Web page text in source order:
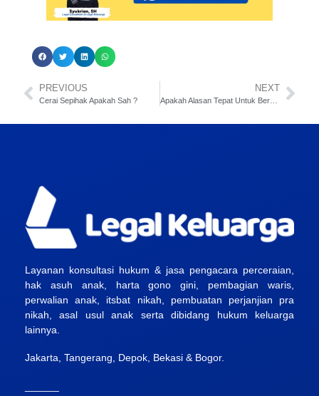
PREVIOUS
Cerai Sepihak Apakah Sah ?
NEXT
Apakah Alasan Tepat Untuk Bercerai ?
Layanan konsultasi hukum & jasa pengacara perceraian,
hak asuh anak, harta gono gini, pembagian waris,
perwalian anak, itsbat nikah, pembuatan perjanjian pra
nikah, asal usul anak serta dibidang hukum keluarga
lainnya.
Jakarta, Tangerang, Depok, Bekasi & Bogor.